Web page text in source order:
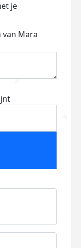
je
van Mara